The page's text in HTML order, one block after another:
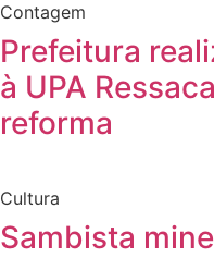
Contagem
Prefeitura
à UPA
reforma
Cultura
Sambista